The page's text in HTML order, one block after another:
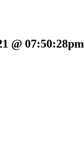
@ 07:50:28pm